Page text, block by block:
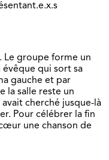
Le groupe forme un
évêque qui sort sa
gauche et par
la salle reste un
cherché jusque-là
Pour célébrer la fin
une chanson de